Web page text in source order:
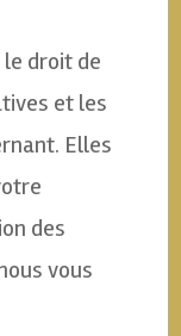
droit de
et les
Elles
des
vous